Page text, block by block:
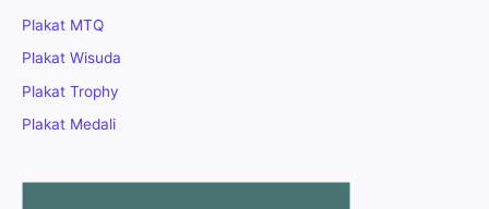
Plakat MTQ
Plakat Wisuda
Plakat Trophy
Plakat Medali